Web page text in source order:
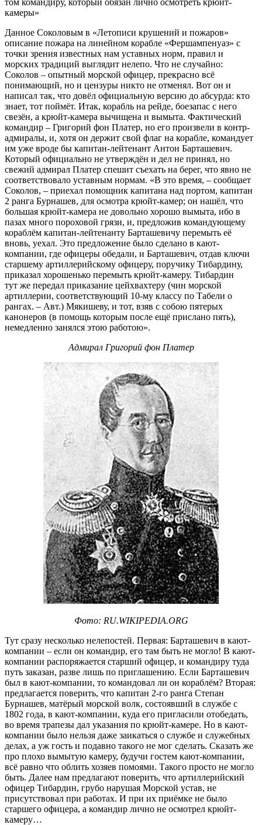
камеры»
Данное Соколовым в «Летописи крушений и пожаров»
описание пожара на линейном корабле «Фершампенуаз» с
точки зрения известных нам уставных норм, правил и
морских традиций выглядит нелепо. Что не случайно:
Соколов – опытный морской офицер, прекрасно всё
понимающий, но и цензуры никто не отменял. Вот он и
написал так, что довёл официальную версию до абсурда: кто
знает, тот поймёт. Итак, корабль на рейде, боезапас с него
свезён, а крюйт-камера вычищена и вымыта. Фактический
командир – Григорий фон Платер, но его произвели в контр-
адмиралы, и, хотя он держит свой флаг на корабле, командует
им уже вроде бы капитан-лейтенант Антон Барташевич.
Который официально не утверждён и дел не принял, но
свежий адмирал Платер спешит съехать на берег, что явно не
соответствовало уставным нормам. «В это время, – сообщает
Соколов, – приехал помощник капитана над портом, капитан
2 ранга Бурнашев, для осмотра крюйт-камер; он нашёл, что
большая крюйт-камера не довольно хорошо вымыта, ибо в
пазах много пороховой грязи, и, предложив командующему
кораблём капитан-лейтенанту Барташевичу перемыть её
вновь, уехал. Это предложение было сделано в кают-
компании, где офицеры обедали, и Барташевич, отдав ключи
старшему артиллерийскому офицеру, поручику Тибардину,
приказал хорошенько перемыть крюйт-камеру. Тибардин
тут же передал приказание цейхвахтеру (чин морской
артиллерии, соответствующий 10-му классу по Табели о
рангах. – Авт.) Мякишеву, и тот, взяв с собою пятерых
канонеров (в помощь которым после ещё прислано пять),
немедленно занялся этою работою».
Адмирал Григорий фон Платер
Фото: RU.WIKIPEDIA.ORG
Тут сразу несколько нелепостей. Первая: Барташевич в кают-
компании – если он командир, его там быть не могло! В кают-
компании распоряжается старший офицер, и командиру туда
путь заказан, разве лишь по приглашению. Если Барташевич
был в кают-компании, то командовал ли он кораблём? Вторая:
предлагается поверить, что капитан 2-го ранга Степан
Бурнашев, матёрый морской волк, состоявший в службе с
1802 года, в кают-компании, куда его пригласили отобедать,
во время трапезы дал указания по крюйт-камере. Но в кают-
компании было нельзя даже заикаться о службе и служебных
делах, а уж гость и подавно такого не мог сделать. Сказать же
про плохо вымытую камеру, будучи гостем кают-компании,
всё равно что облить хозяев помоями. Такого просто не могло
быть. Далее нам предлагают поверить, что артиллерийский
офицер Тибардин, грубо нарушая Морской устав, не
присутствовал при работах. И при их приёмке не было
старшего офицера, а командир лично не осмотрел крюйт-
камеру…